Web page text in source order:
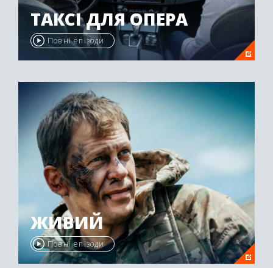
ТАКСІ ДЛЯ ОПЕРА
Повні епізоди
ЖИВИЙ
Повні епізоди